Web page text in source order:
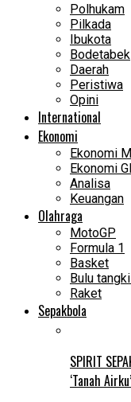
Polhukam
Pilkada
Ibukota
Bodetabek
Daerah
Peristiwa
Opini
International
Ekonomi
Ekonomi
Ekonomi
Analisa
Keuangan
Olahraga
MotoGP
Formula 1
Basket
Bulu
Raket
Sepakbola
SPIRIT
‘Tanah